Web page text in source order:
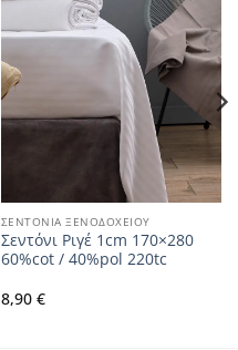
ΣΕΝΤΟΝΙΑ ΞΕΝΟΔΟΧΕΙΟΥ
Σεντόνι Ριγέ 1cm 170×280
60%cot / 40%pol 220tc
8,90 €